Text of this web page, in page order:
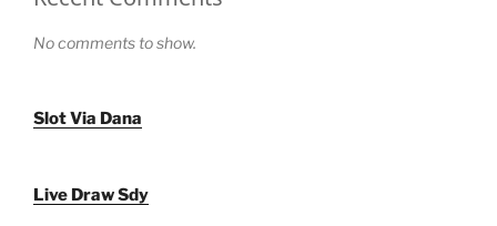
No comments to show.
Slot Via Dana
Live Draw Sdy